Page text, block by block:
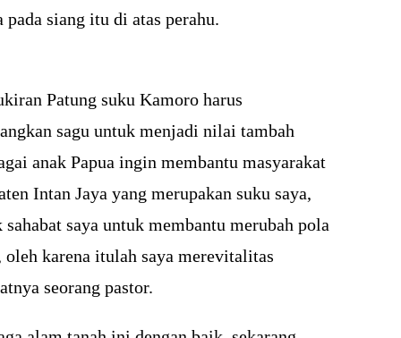
siang itu di atas perahu.
Patung suku Kamoro harus
sagu untuk menjadi nilai tambah
anak Papua ingin membantu masyarakat
Intan Jaya yang merupakan suku saya,
saya untuk membantu merubah pola
karena itulah saya merevitalitas
seorang pastor.